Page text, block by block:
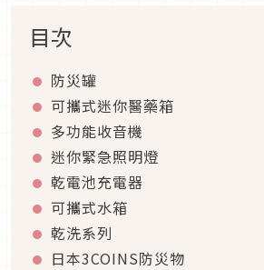
目次
防災罐
可攜式迷你醫藥箱
多功能收音機
迷你緊急照明燈
乾電池充電器
可攜式水箱
乾洗系列
日本3COINS防災物